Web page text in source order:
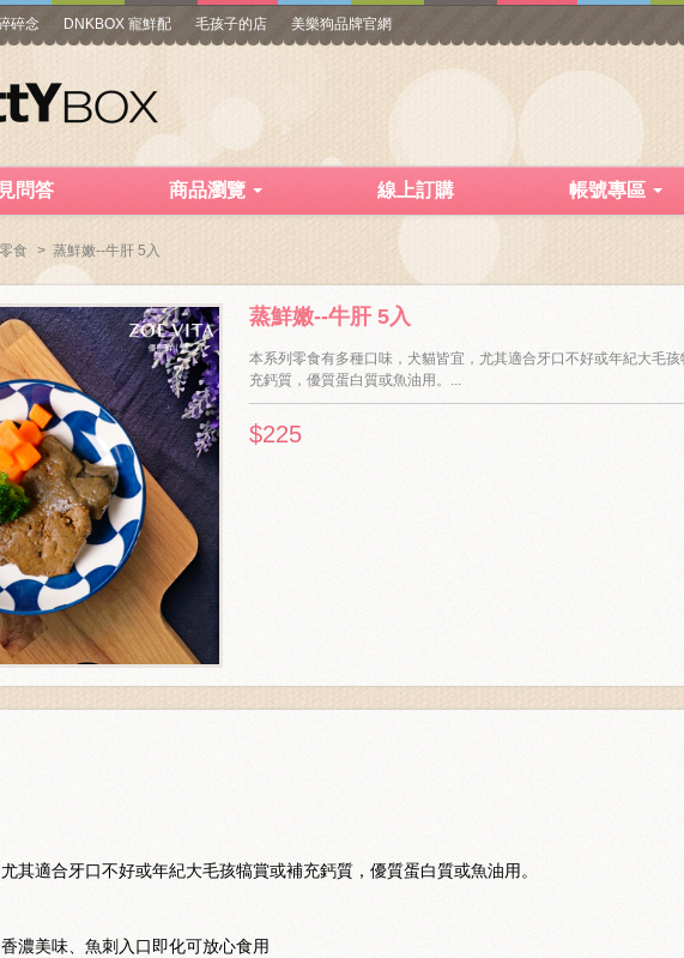
碎念 DNKBOX 寵鮮配 毛孩子的店 美樂狗品牌官網
問答 商品瀏覽 線上訂購 帳號專區
食 > 蒸鮮嫩--牛肝 5入
蒸鮮嫩--牛肝 5入
本系列零食有多種口味，犬貓皆宜，尤其適合牙口不好或年紀大毛孩
充鈣質，優質蛋白質或魚油用。...
$225
其適合牙口不好或年紀大毛孩犒賞或補充鈣質，優質蛋白質或魚油用。
濃美味、魚刺入口即化可放心食用